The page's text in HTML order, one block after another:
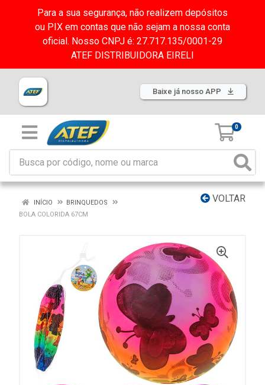
Para a sua segurança, não realizem depósitos
ou PIX em contas que não sejam a nossa conta
oficial. Nosso CNPJ é: 27.717.135/0001-29
ATEF DISTRIBUIDORA EIRELI
Baixe já nosso APP
0
VOLTAR
INÍCIO
BRINQUEDOS
BOLA COLORIDA 67CM